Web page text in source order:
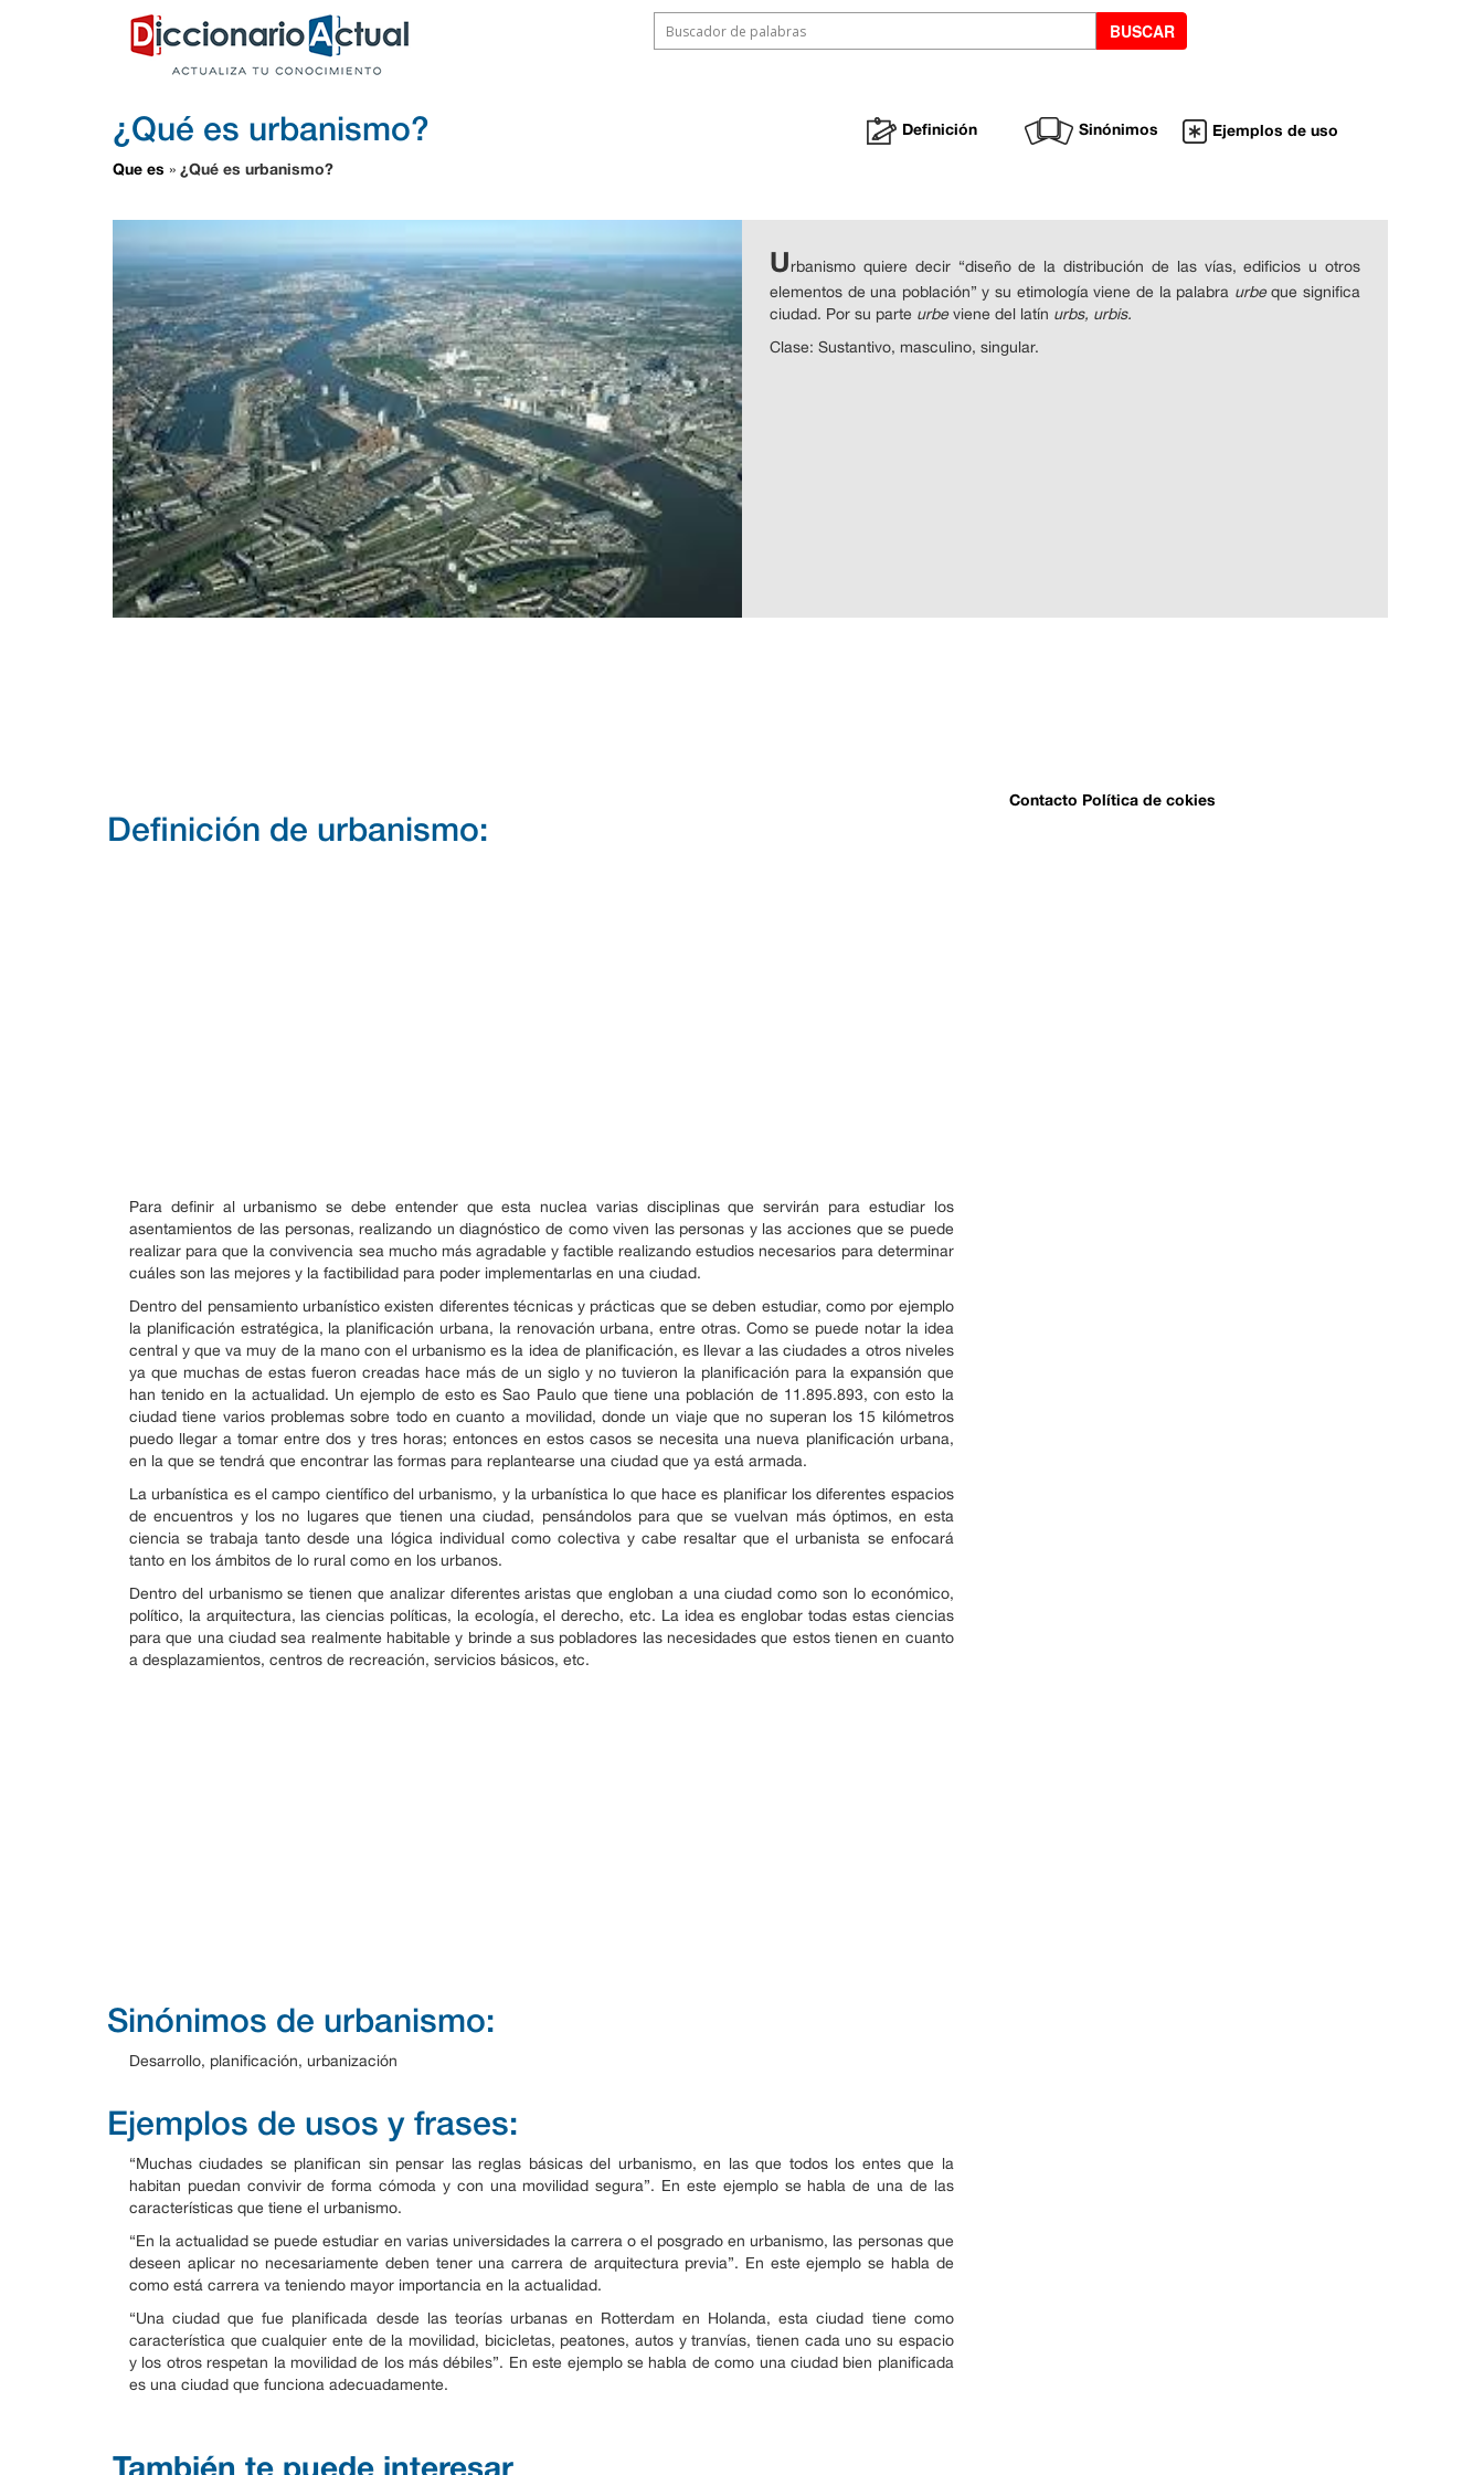
¿Qué es urbanismo?
Que es » ¿Qué es urbanismo?
Definición Sinónimos Ejemplos de uso
Urbanismo quiere decir “diseño de la distribución de las vías, edificios u otros
elementos de una población” y su etimología viene de la palabra urbeque significa
ciudad. Por su parte urbeviene del latín urbs, urbis.
Clase: Sustantivo, masculino, singular.
Definición de urbanismo:
Para definir al urbanismo se debe entender que esta nuclea varias disciplinas que servirán para estudiar los
asentamientos de las personas, realizando un diagnóstico de como viven las personas y las acciones que se puede
realizar para que la convivencia sea mucho más agradable y factible realizando estudios necesarios para determinar
cuáles son las mejores y la factibilidad para poder implementarlas en una ciudad.
Dentro del pensamiento urbanístico existen diferentes técnicas y prácticas que se deben estudiar, como por ejemplo
la planificación estratégica, la planificación urbana, la renovación urbana, entre otras. Como se puede notar la idea
central y que va muy de la mano con el urbanismo es la idea de planificación, es llevar a las ciudades a otros niveles
ya que muchas de estas fueron creadas hace más de un siglo y no tuvieron la planificación para la expansión que
han tenido en la actualidad. Un ejemplo de esto es Sao Paulo que tiene una población de 11.895.893, con esto la
ciudad tiene varios problemas sobre todo en cuanto a movilidad, donde un viaje que no superan los 15 kilómetros
puedo llegar a tomar entre dos y tres horas; entonces en estos casos se necesita una nueva planificación urbana,
en la que se tendrá que encontrar las formas para replantearse una ciudad que ya está armada.
La urbanística es el campo científico del urbanismo, y la urbanística lo que hace es planificar los diferentes espacios
de encuentros y los no lugares que tienen una ciudad, pensándolos para que se vuelvan más óptimos, en esta
ciencia se trabaja tanto desde una lógica individual como colectiva y cabe resaltar que el urbanista se enfocará
tanto en los ámbitos de lo rural como en los urbanos.
Dentro del urbanismo se tienen que analizar diferentes aristas que engloban a una ciudad como son lo económico,
político, la arquitectura, las ciencias políticas, la ecología, el derecho, etc. La idea es englobar todas estas ciencias
para que una ciudad sea realmente habitable y brinde a sus pobladores las necesidades que estos tienen en cuanto
a desplazamientos, centros de recreación, servicios básicos, etc.
Sinónimos de urbanismo:
Desarrollo, planificación, urbanización
Ejemplos de usos y frases:
“Muchas ciudades se planifican sin pensar las reglas básicas del urbanismo, en las que todos los entes que la
habitan puedan convivir de forma cómoda y con una movilidad segura”. En este ejemplo se habla de una de las
características que tiene el urbanismo.
“En la actualidad se puede estudiar en varias universidades la carrera o el posgrado en urbanismo, las personas que
deseen aplicar no necesariamente deben tener una carrera de arquitectura previa”. En este ejemplo se habla de
como está carrera va teniendo mayor importancia en la actualidad.
“Una ciudad que fue planificada desde las teorías urbanas en Rotterdam en Holanda, esta ciudad tiene como
característica que cualquier ente de la movilidad, bicicletas, peatones, autos y tranvías, tienen cada uno su espacio
y los otros respetan la movilidad de los más débiles”. En este ejemplo se habla de como una ciudad bien planificada
es una ciudad que funciona adecuadamente.
Contacto Política de cokies
También te puede interesar